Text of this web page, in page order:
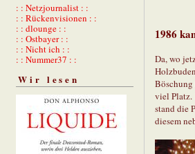
: : Netzjournalist : :
: : Rückenvisionen : :
: : dlounge : :
: : Ostbayer : :
: : Nicht ich : :
: : Nummer37 : :
Wir lesen
1986
Da, wo
Böschung
viel Platz.
stand die
diesem